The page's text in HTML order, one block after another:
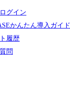
グイン
かんたん導入ガイド
履歴
問